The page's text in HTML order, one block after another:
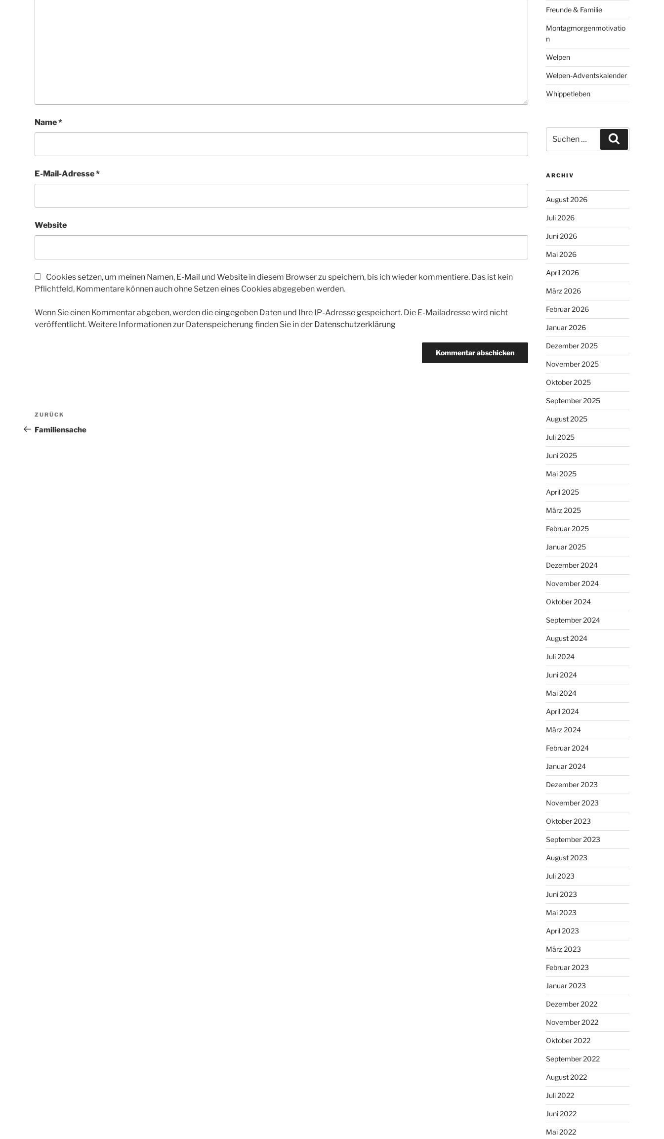
Name*
E-Mail-Adresse*
Website
Cookies setzen, um meinen Namen, E-Mail und Website in diesem Browser zu speichern, bis ich wieder kommentiere. Das ist kein
Pflichtfeld, Kommentare können auch ohne Setzen eines Cookies abgegeben werden.
Wenn Sie einen Kommentar abgeben, werden die eingegeben Daten und Ihre IP-Adresse gespeichert. Die E-Mailadresse wird nicht
veröffentlicht. Weitere Informationen zur Datenspeicherung finden Sie in der Datenschutzerklärung
Beitragsnavigation
Vorheriger
Beitrag
ZURÜCK
Familiensache
Freunde & Familie
Montagmorgenmotivatio
n
Welpen
Welpen-Adventskalender
Whippetleben
nach:
ARCHIV
August 2026
Juli 2026
Juni 2026
Mai 2026
April 2026
März 2026
Februar 2026
Januar 2026
Dezember 2025
November 2025
Oktober 2025
September 2025
August 2025
Juli 2025
Juni 2025
Mai 2025
April 2025
März 2025
Februar 2025
Januar 2025
Dezember 2024
November 2024
Oktober 2024
September 2024
August 2024
Juli 2024
Juni 2024
Mai 2024
April 2024
März 2024
Februar 2024
Januar 2024
Dezember 2023
November 2023
Oktober 2023
September 2023
August 2023
Juli 2023
Juni 2023
Mai 2023
April 2023
März 2023
Februar 2023
Januar 2023
Dezember 2022
November 2022
Oktober 2022
September 2022
August 2022
Juli 2022
Juni 2022
Mai 2022